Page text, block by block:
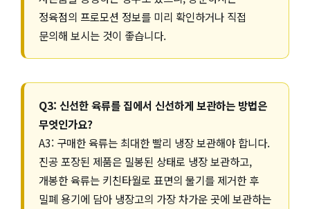
정육점의 프로모션 정보를 미리 확인하거나 직접
문의해 보시는 것이 좋습니다.
Q3: 신선한 육류를 집에서 신선하게 보관하는 방법은
무엇인가요?
A3: 구매한 육류는 최대한 빨리 냉장 보관해야 합니다.
진공 포장된 제품은 밀봉된 상태로 냉장 보관하고,
개봉한 육류는 키친타월로 표면의 물기를 제거한 후
밀폐 용기에 담아 냉장고의 가장 차가운 곳에 보관하는